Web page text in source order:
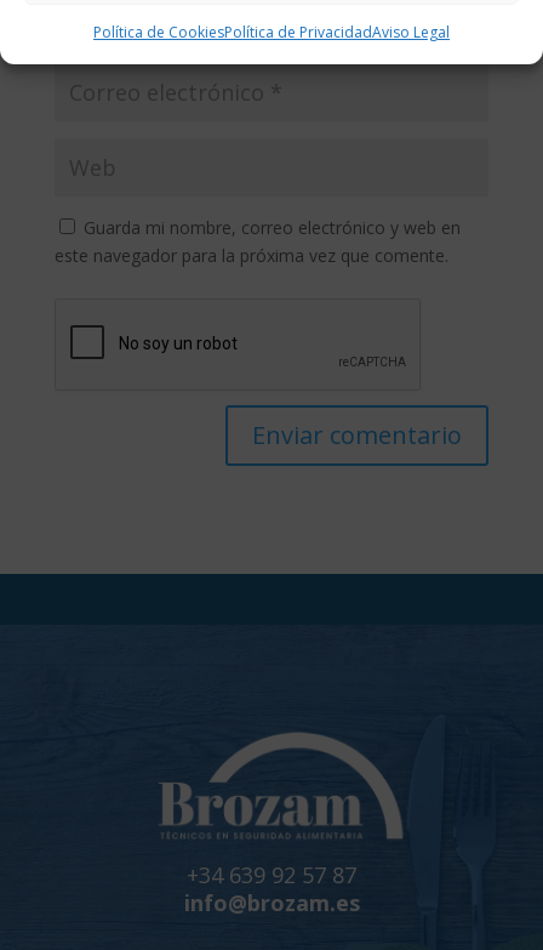
Política de CookiesPolítica de PrivacidadAviso Legal
Guarda mi nombre, correo electrónico y web en
este navegador para la próxima vez que comente.
+34 639 92 57 87
info@brozam.es